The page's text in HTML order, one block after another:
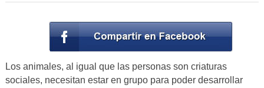
Los animales, al igual que las personas son criaturas
sociales, necesitan estar en grupo para poder desarrollar